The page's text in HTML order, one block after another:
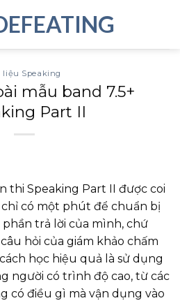
liệu Speaking
mẫu band 7.5+
Part II
thi Speaking Part II được coi
chỉ có một phút để chuẩn bị
trả lời của mình, chứ
hỏi của giám khảo chấm
học hiệu quả là sử dụng
người có trình độ cao, từ các
có điều gì mà vận dụng vào